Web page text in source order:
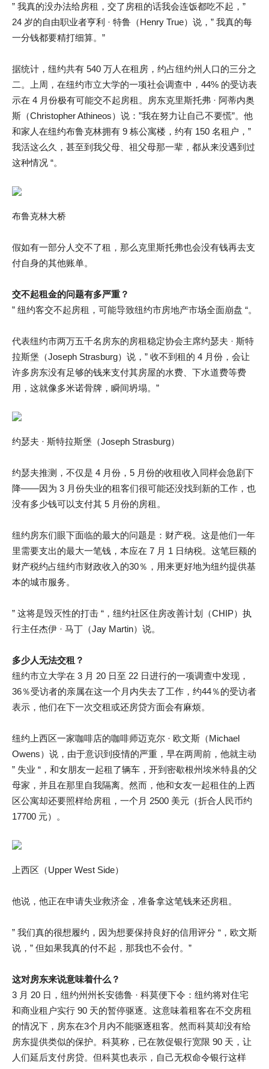
” 我真的没办法给房租，交了房租的话我会连饭都吃不起，”
24 岁的自由职业者亨利 · 特鲁（Henry True）说，” 我真的每
一分钱都要精打细算。”
据统计，纽约共有 540 万人在租房，约占纽约州人口的三分之
二。上周，在纽约市立大学的一项社会调查中，44% 的受访表
示在 4 月份极有可能交不起房租。房东克里斯托弗 · 阿蒂内奥
斯（Christopher Athineos）说：”我在努力让自己不要慌”。他
和家人在纽约布鲁克林拥有 9 栋公寓楼，约有 150 名租户，”
我活这么久，甚至到我父母、祖父母那一辈，都从来没遇到过
这种情况 “。
布鲁克林大桥
假如有一部分人交不了租，那么克里斯托弗也会没有钱再去支
付自身的其他账单。
交不起租金的问题有多严重？
” 纽约客交不起房租，可能导致纽约市房地产市场全面崩盘 “。
代表纽约市两万五千名房东的房租稳定协会主席约瑟夫 · 斯特
拉斯堡（Joseph Strasburg）说，” 收不到租的 4 月份，会让
许多房东没有足够的钱来支付其房屋的水费、下水道费等费
用，这就像多米诺骨牌，瞬间坍塌。”
约瑟夫 · 斯特拉斯堡（Joseph Strasburg）
约瑟夫推测，不仅是 4 月份，5 月份的收租收入同样会急剧下
降——因为 3 月份失业的租客们很可能还没找到新的工作，也
没有多少钱可以支付其 5 月份的房租。
纽约房东们眼下面临的最大的问题是：财产税。这是他们一年
里需要支出的最大一笔钱，本应在 7 月 1 日纳税。这笔巨额的
财产税约占纽约市财政收入的30％，用来更好地为纽约提供基
本的城市服务。
” 这将是毁灭性的打击 “，纽约社区住房改善计划（CHIP）执
行主任杰伊 · 马丁（Jay Martin）说。
多少人无法交租 ？
纽约市立大学在 3 月 20 日至 22 日进行的一项调查中发现，
36％受访者的亲属在这一个月内失去了工作，约44％的受访者
表示，他们在下一次交租或还房贷方面会有麻烦。
纽约上西区一家咖啡店的咖啡师迈克尔 · 欧文斯（Michael
Owens）说，由于意识到疫情的严重，早在两周前，他就主动
” 失业 “，和女朋友一起租了辆车，开到密歇根州埃米特县的父
母家，并且在那里自我隔离。然而，他和女友一起租住的上西
区公寓却还要照样给房租，一个月 2500 美元（折合人民币约
17700 元）。
上西区（Upper West Side）
他说，他正在申请失业救济金，准备拿这笔钱来还房租。
” 我们真的很想履约，因为想要保持良好的信用评分 “，欧文斯
说，” 但如果我真的付不起，那我也不会付。”
这对房东来说意味着什么？
3 月 20 日，纽约州州长安德鲁 · 科莫便下令：纽约将对住宅
和商业租户实行 90 天的暂停驱逐。这意味着租客在不交房租
的情况下，房东在3个月内不能驱逐租客。然而科莫却没有给
房东提供类似的保护。科莫称，已在敦促银行宽限 90 天，让
人们延后支付房贷。但科莫也表示，自己无权命令银行这样